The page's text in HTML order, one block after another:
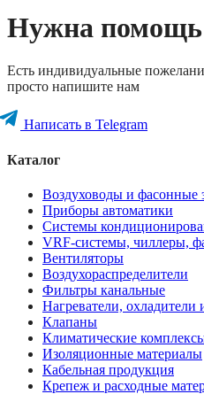
Нужна помощь
Есть индивидуальные
просто напишите нам
Написать в Telegram
Каталог
Воздуховоды и фасонные
Приборы автоматики
Системы
VRF-системы, чиллеры,
Вентиляторы
Воздухораспределители
Фильтры канальные
Нагреватели, охладители
Клапаны
Климатические
Изоляционные материалы
Кабельная продукция
Крепеж и расходные